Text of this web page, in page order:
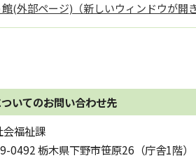
(外部ページ)（新しいウィンドウが開き
いてのお問い合わせ先
会福祉課
0492 栃木県下野市笹原26（庁舎1階）